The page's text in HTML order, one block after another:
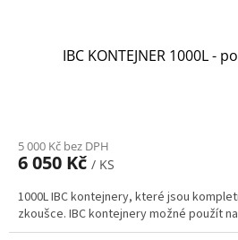
IBC KONTEJNER 1000L -
5 000 Kč bez DPH
6 050 Kč / KS
1000L IBC kontejnery, které jsou
zkoušce. IBC kontejnery možné použít